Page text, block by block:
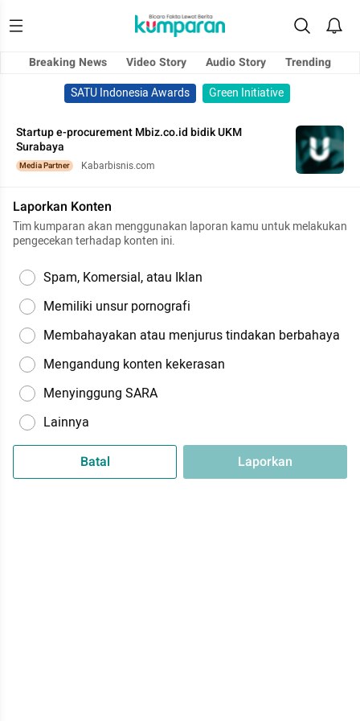
Breaking News Video Story Audio Story
Trending
SATU Indonesia Awards
Green Initiative
Startup e-procurement Mbiz.co.id bidik UKM
Surabaya
Media Partner Kabarbisnis.com
Laporkan Konten
Tim kumparan akan menggunakan laporan kamu untuk melakukan
pengecekan terhadap konten ini.
Spam, Komersial, atau Iklan
Memiliki unsur pornografi
Membahayakan atau menjurus tindakan berbahaya
Mengandung konten kekerasan
Menyinggung SARA
Lainnya
Batal Laporkan